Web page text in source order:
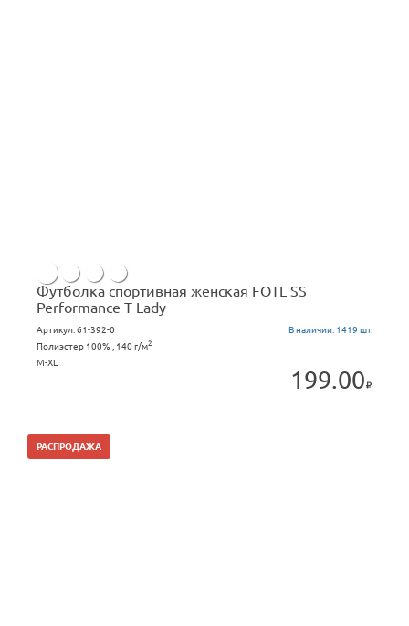
Футболка спортивная женская FOTL SS
Performance T Lady
Артикул:61-392-0 В наличии: 1419 шт.
Полиэстер 100% , 140 г/м2
M-XL
199.00
РАСПРОДАЖА